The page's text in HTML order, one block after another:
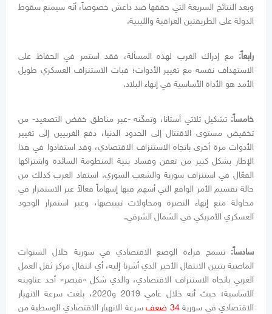
وبعد النتائج السريعة التي حققها ضد داعش خصوصاً، أنّه سيمنع سقوط
الدولة على الطريقتين العراقية والليبية.
رابعاً: مع إدراك الغرب لهذه المسألة، فقد استمر في الحفاظ على
الاستهداف نفسه مع تغيير الأدوات؛ فبات الاستنزاف العسكري طويل
الأمد هو الأداة الأساسية في إنهاء البلاد.
خامساً: تشكيل ثلاثي أستانا، وتمكّنه -عبر مناطق خفض التصعيد- من
تخفيض مستوى الاقتتال إلى الحدود الدنيا، دفع الغربيين إلى تغيير
الأدوات مرة أخرى باتجاه الاستنزاف الاقتصادي، وقد استفادوا في هذا
الإطار بشكل كبير من تعفن وفساد بنية المنظومة السائدة واشتراكها
الفعّال في استنزاف سورية والشعب السوري. استفاد الغرب كذلك من
حالة تقسيم الأمر الواقع التي أسهم فيها إسهاماً فعالاً عبر الاستمرار في
محاولة منع إنهاء النصرة ومحاولات تبييضها، وعبر استمرار الوجود
العسكري الأمريكي في الشمال الشرقي.
سادساً: تسمح قراءة الوضع الاقتصادي في سورية خلال السنوات
الماضية بتبين الانتقال الأخير الذي أشرنا إليه، أي انتقال مركز ثقل العمل
الغربي باتجاه الاستنزاف الاقتصادي، والذي شكل «قيصر» أحد عناوينه
الأساسية؛ حيث أنه خلال عامي 2019 و2020، بلغت سرعة الانهيار
الاقتصادي في سورية34 ضعف
سرعة الانهيار الاقتصادي الوسطية من